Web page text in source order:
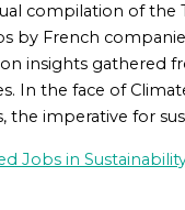
compilation of the
by French
insights gathered
In the face of
the imperative for
Jobs in